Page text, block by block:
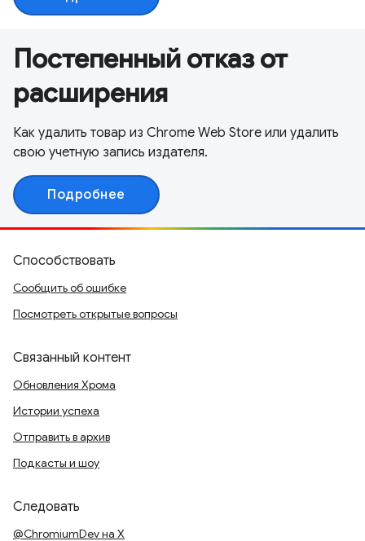
Постепенный отказ от
расширения
Как удалить товар из Chrome Web Store или удалить
свою учетную запись издателя.
Подробнее
Способствовать
Сообщить об ошибке
Посмотреть открытые вопросы
Связанный контент
Обновления Хрома
Истории успеха
Отправить в архив
Подкасты и шоу
Следовать
@ChromiumDev на X